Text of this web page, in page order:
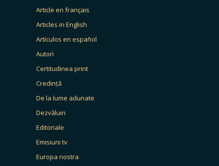
Article en français
Articles in English
Artículos en español
Autori
Certitudinea print
Credință
De la lume adunate
Dezvăluiri
Editoriale
Emisiuni tv
Europa nostra